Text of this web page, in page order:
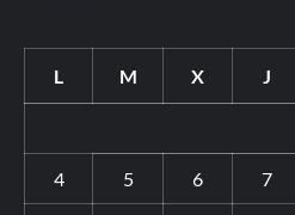
L M X J
4 5 6 7